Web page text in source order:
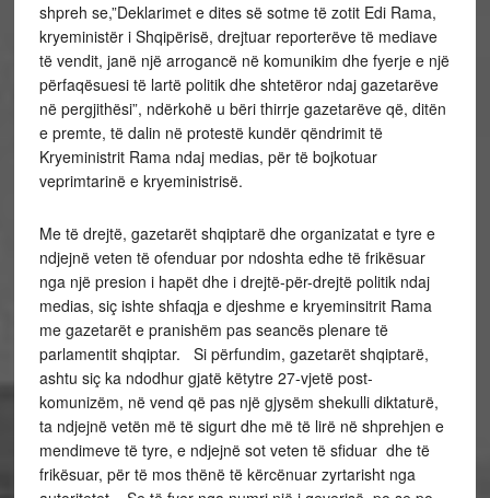
shpreh se,”Deklarimet e dites së sotme të zotit Edi Rama,
kryeministër i Shqipërisë, drejtuar reporterëve të mediave
të vendit, janë një arrogancë në komunikim dhe fyerje e një
përfaqësuesi të lartë politik dhe shtetëror ndaj gazetarëve
në pergjithësi”, ndërkohë u bëri thirrje gazetarëve që, ditën
e premte, të dalin në protestë kundër qëndrimit të
Kryeministrit Rama ndaj medias, për të bojkotuar
veprimtarinë e kryeministrisë.
Me të drejtë, gazetarët shqiptarë dhe organizatat e tyre e
ndjejnë veten të ofenduar por ndoshta edhe të frikësuar
nga një presion i hapët dhe i drejtë-për-drejtë politik ndaj
medias, siç ishte shfaqja e djeshme e kryeminsitrit Rama
me gazetarët e pranishëm pas seancës plenare të
parlamentit shqiptar. Si përfundim, gazetarët shqiptarë,
ashtu siç ka ndodhur gjatë këtytre 27-vjetë post-
komunizëm, në vend që pas një gjysëm shekulli diktaturë,
ta ndjejnë vetën më të sigurt dhe më të lirë në shprehjen e
mendimeve të tyre, e ndjejnë sot veten të sfiduar dhe të
frikësuar, për të mos thënë të kërcënuar zyrtarisht nga